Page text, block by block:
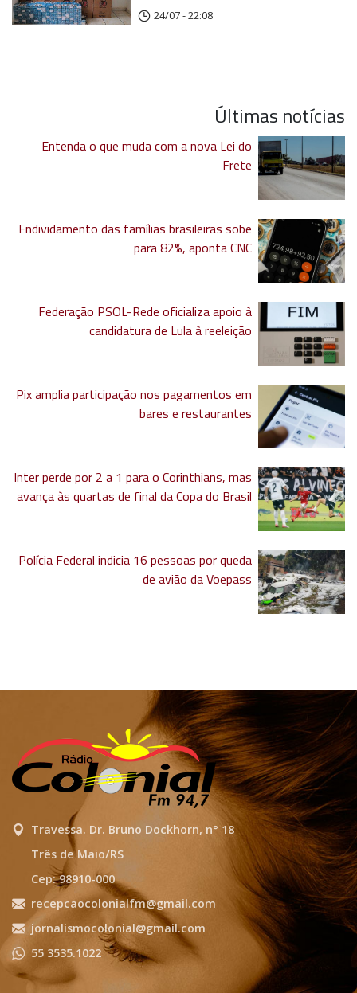
24/07 - 22:08
Últimas notícias
Entenda o que muda com a nova Lei do
Frete
Endividamento das famílias brasileiras sobe
para 82%, aponta CNC
Federação PSOL-Rede oficializa apoio à
candidatura de Lula à reeleição
Pix amplia participação nos pagamentos em
bares e restaurantes
Inter perde por 2 a 1 para o Corinthians, mas
avança às quartas de final da Copa do Brasil
Polícia Federal indicia 16 pessoas por queda
de avião da Voepass
Travessa. Dr. Bruno Dockhorn, n° 18
Três de Maio/RS
Cep: 98910-000
recepcaocolonialfm@gmail.com
jornalismocolonial@gmail.com
55 3535.1022